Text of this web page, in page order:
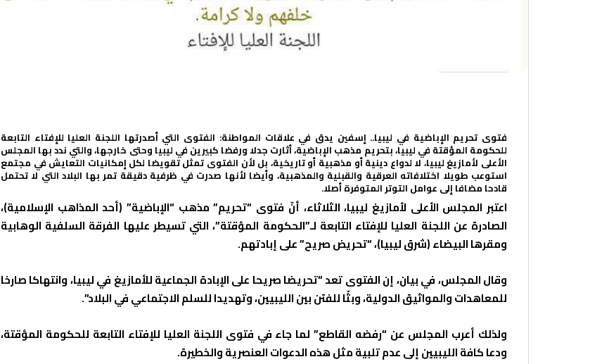
فتوى تحريم الإباضية في ليبيا.. إسفين يدق في علاقات المواطنة: الفتوى التي أصدرتها اللجنة العليا للإفتاء التابعة
للحكومة المؤقتة في ليبيا، بتحريم مذهب الإباضية، أثارت جدلا ورفضا كبيرين في ليبيا وحتى خارجها، والتي ندد بها المجلس
الأعلى لأمازيغ ليبيا، لا لدواع دينية أو مذهبية أو تاريخية، بل لأن الفتوى تمثل تقويضا لكل إمكانيات التعايش في مجتمع
استوعب طويلا اختلافاته العرقية والقبلية والمذهبية، وأيضا لأنها صدرت في ظرفية دقيقة تمر بها البلاد التي لا تحتمل
قادحا مضافا إلى عوامل التوتر المتوفرة أصلا.
اعتبر المجلس الأعلى لأمازيغ ليبيا، الثلاثاء، أنّ فتوى “تحريم” مذهب “الإباضية” (أحد المذاهب الإسلامية)،
الصادرة عن اللجنة العليا للإفتاء التابعة لـ”الحكومة المؤقتة”، التي تسيطر عليها الفرقة السلفية الوهابية
ومقرها البيضاء (شرق ليبيا)، “تحريض صريح” على إبادتهم.
وقال المجلس، في بيان، إن الفتوى تعد “تحريضا صريحا على الإبادة الجماعية للأمازيغ في ليبيا، وانتهاكا صارخا
للمعاهدات والمواثيق الدولية، وبثّا للفتن بين الليبيين، وتهديدا للسلم الاجتماعي في البلاد”.
ولذلك أعرب المجلس عن “رفضه القاطع” لما جاء في فتوى اللجنة العليا للإفتاء التابعة للحكومة المؤقتة،
ودعا كافة الليبيين إلى عدم تلبية مثل هذه الدعوات العنصرية والخطيرة.